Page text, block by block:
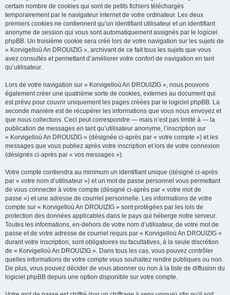
certain nombre de cookies qui sont de petits fichiers téléchargés
temporairement par le navigateur internet de votre ordinateur. Les deux
premiers cookies ne contiennent qu’un identifiant utilisateur et un identifiant
anonyme de session qui vous sont automatiquement assignés par le logiciel
phpBB. Un troisième cookie sera créé lors de votre navigation sur les sujets de
« Korvigelloù An DROUIZIG », archivant de ce fait tous les sujets que vous
avez consultés et permettant d’améliorer votre confort de navigation en tant
qu’utilisateur.
Lors de votre navigation sur « Korvigelloù An DROUIZIG », nous pouvons
également créer une quatrième sorte de cookies, externes au document qui
est prévu pour couvrir uniquement les pages créées par le logiciel phpBB. La
seconde manière est de récupérer les informations que vous nous envoyez et
que nous collectons. Ceci peut correspondre — mais n’est pas limité à — la
publication de messages en tant qu’utilisateur anonyme, l’inscription sur
« Korvigelloù An DROUIZIG » (désignée ci-après par « votre compte ») et les
messages que vous publiez après votre inscription et lors de votre connexion
(désignés ci-après par « vos messages »).
Votre compte contiendra au minimum un identifiant unique (désigné ci-après
par « votre nom d’utilisateur ») et un mot de passe personnel vous permettant
de vous connecter à votre compte (désigné ci-après par « votre mot de
passe ») et une adresse de courriel personnelle. Les informations de votre
compte sur « Korvigelloù An DROUIZIG » sont protégées par les lois de
protection des données applicables dans le pays qui héberge notre serveur.
Toutes les informations, en-dehors de votre nom d’utilisateur, de votre mot de
passe et de votre adresse de courriel requis par « Korvigelloù An DROUIZIG »
durant votre inscription, sont obligatoires ou facultatives, à la seule discrétion
de « Korvigelloù An DROUIZIG ». Dans tous les cas, vous pouvez contrôler
quelles informations de votre compte vous souhaitez rendre publiques ou non.
De plus, vous pouvez décider de vous abonner ou non à la liste de diffusion du
logiciel phpBB depuis une option disponible sur votre compte.